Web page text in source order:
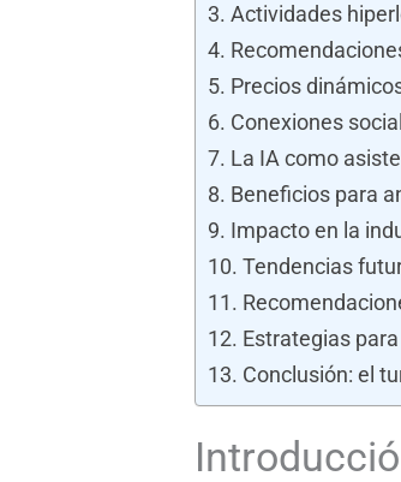
Actividades
Precios
Conexiones
La IA como
Beneficios para
Impacto en la
Tendencias
Estrategias
Conclusión: el